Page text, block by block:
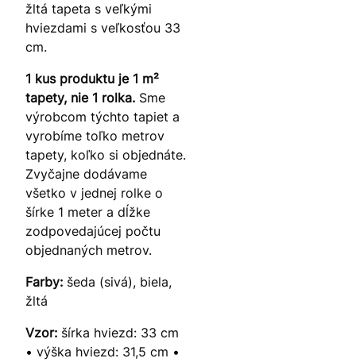
žltá tapeta s veľkými
hviezdami s veľkosťou 33
cm.
1 kus produktu je 1 m²
tapety, nie 1 rolka. Sme
výrobcom týchto tapiet a
vyrobíme toľko metrov
tapety, koľko si objednáte.
Zvyčajne dodávame
všetko v jednej rolke o
šírke 1 meter a dĺžke
zodpovedajúcej počtu
objednaných metrov.
Farby: šeda (sivá), biela,
žltá
Vzor: šírka hviezd: 33 cm
• výška hviezd: 31,5 cm •